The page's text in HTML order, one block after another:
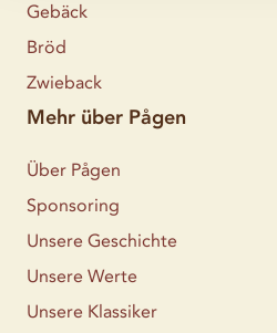
Gebäck
Bröd
Zwieback
Mehr über Pågen
Über Pågen
Sponsoring
Unsere Geschichte
Unsere Werte
Unsere Klassiker